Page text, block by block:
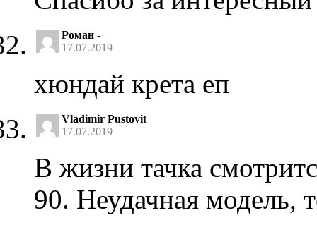
Роман -
17.07.2019
хюндай крета еп
Vladimir Pustovit
17.07.2019
В жизни тачка
90. Неудачная модель,